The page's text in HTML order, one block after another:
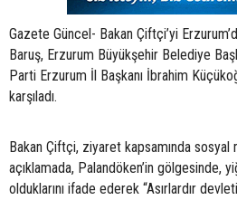
Gazete Güncel- Bakan Çiftçi’yi
Baruş, Erzurum Büyükşehir Belediye
Parti Erzurum İl Başkanı İbrahim
karşıladı.
Bakan Çiftçi, ziyaret kapsamında sosyal
açıklamada, Palandöken’in gölgesinde,
olduklarını ifade ederek “Asırlardır